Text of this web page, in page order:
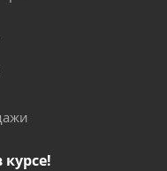
курсе!